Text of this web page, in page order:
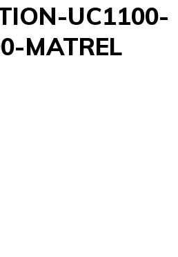
UC1100-
MATREL